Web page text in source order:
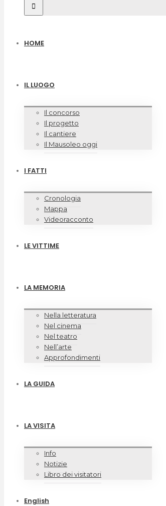
HOME
IL LUOGO
Il concorso
Il progetto
Il cantiere
Il Mausoleo oggi
I FATTI
Cronologia
Mappa
Videoracconto
LE VITTIME
LA MEMORIA
Nella letteratura
Nel cinema
Nel teatro
Nell’arte
Approfondimenti
LA GUIDA
LA VISITA
Info
Notizie
Libro dei visitatori
English